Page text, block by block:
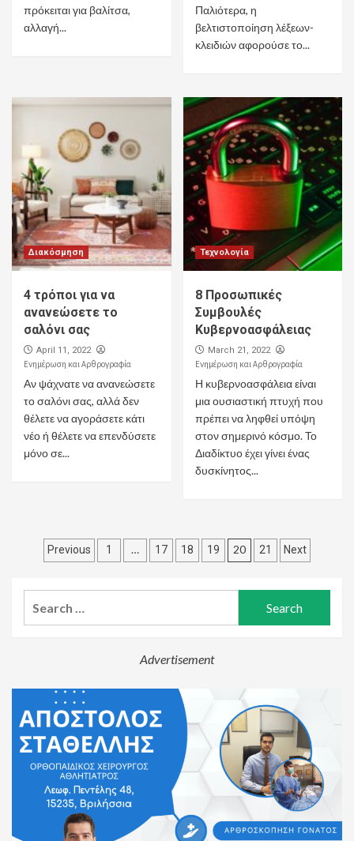
πρόκειται για βαλίτσα,
αλλαγή...
Παλιότερα, η
βελτιστοποίηση λέξεων-
κλειδιών αφορούσε το...
Διακόσμηση
4 τρόποι για να
ανανεώσετε το
σαλόνι σας
April 11, 2022
Ενημέρωση και Αρθρογραφία
Αν ψάχνατε να ανανεώσετε
το σαλόνι σας, αλλά δεν
θέλετε να αγοράσετε κάτι
νέο ή θέλετε να επενδύσετε
μόνο σε...
Τεχνολογία
8 Προσωπικές
Συμβουλές
Κυβερνοασφάλειας
March 21, 2022
Ενημέρωση και Αρθρογραφία
Η κυβερνοασφάλεια είναι
μια ουσιαστική πτυχή που
πρέπει να ληφθεί υπόψη
στον σημερινό κόσμο. Το
Διαδίκτυο έχει γίνει ένας
δυσκίνητος...
Posts
Previous 1 … 17 18 19 20 21 Next
Advertisement